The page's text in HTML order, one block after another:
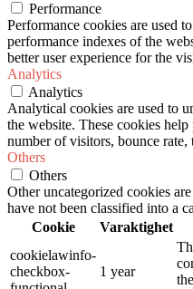
Performance
Performance cookies are used
performance indexes of the
better user experience for the
Analytics
Analytics
Analytical cookies are used to
the website. These cookies
number of visitors, bounce rate,
Others
Others
Other uncategorized cookies
have not been classified into a
Cookie
Varaktighet
cookielawinfo-
checkbox-
1 year